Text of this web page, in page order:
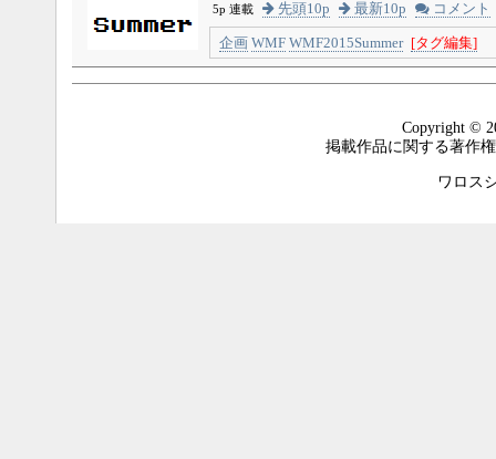
5p 連載
先頭10p 最新10p コメント
企画 WMF WMF2015Summer [タグ編集]
Copyright ©
掲載作品に関する著作
ワロス